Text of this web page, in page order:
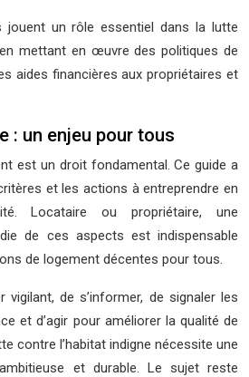
jouent un rôle essentiel dans la lutte
mettant en œuvre des politiques de
aides financières aux propriétaires et
: un enjeu pour tous
est un droit fondamental. Ce guide a
et les actions à entreprendre en
Locataire ou propriétaire, une
de ces aspects est indispensable
de logement décentes pour tous.
de s’informer, de signaler les
et d’agir pour améliorer la qualité de
contre l’habitat indigne nécessite une
et durable. Le sujet reste